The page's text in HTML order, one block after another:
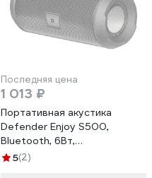
Последняя цена
1 013 ₽
Портативная акустика
Defender Enjoy S500,
Bluetooth, 6Вт,
FM/microSD/USB, 65682
5(2)